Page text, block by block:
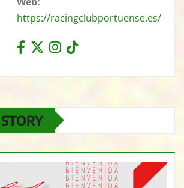
https://racingclubportuense.es/